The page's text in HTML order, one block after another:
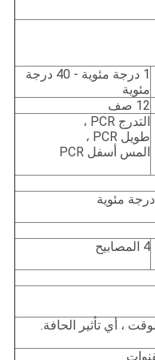
1 درجة مئوية - 40 درجة
مئوية
12 صف
التدرج PCR ،
طويل PCR ،
المس أسفل PCR
4 المصابيح